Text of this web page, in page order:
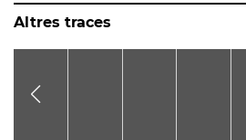
Altres traces